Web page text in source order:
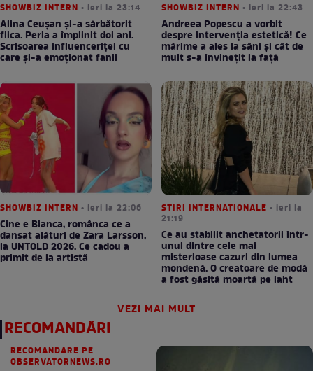
SHOWBIZ INTERN • ieri la 23:14
Alina Ceușan și-a sărbătorit
fiica. Perla a împlinit doi ani.
Scrisoarea influenceriței cu
care și-a emoționat fanii
SHOWBIZ INTERN • ieri la 22:43
Andreea Popescu a vorbit
despre intervenția estetică! Ce
mărime a ales la sâni și cât de
mult s-a învinețit la față
SHOWBIZ INTERN • ieri la 22:06
Cine e Bianca, românca ce a
dansat alături de Zara Larsson,
la UNTOLD 2026. Ce cadou a
primit de la artistă
STIRI INTERNATIONALE • ieri la
21:19
Ce au stabilit anchetatorii într-
unul dintre cele mai
misterioase cazuri din lumea
mondenă. O creatoare de modă
a fost găsită moartă pe iaht
VEZI MAI MULT
RECOMANDĂRI
RECOMANDARE PE
OBSERVATORNEWS.RO